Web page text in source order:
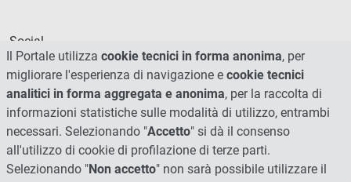
Social
Il Portale utilizza cookie tecnici in forma anonima, per
migliorare l'esperienza di navigazione e cookie tecnici
analitici in forma aggregata e anonima, per la raccolta di
informazioni statistiche sulle modalità di utilizzo, entrambi
necessari. Selezionando "Accetto" si dà il consenso
all'utilizzo di cookie di profilazione di terze parti.
Selezionando "Non accetto" non sarà possibile utilizzare il